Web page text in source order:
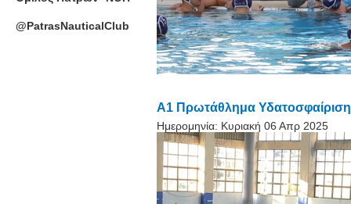
@PatrasNauticalClub
Α1 Πρωτάθλημα
Ημερομηνία: Κυριακή 06 Απρ 2025